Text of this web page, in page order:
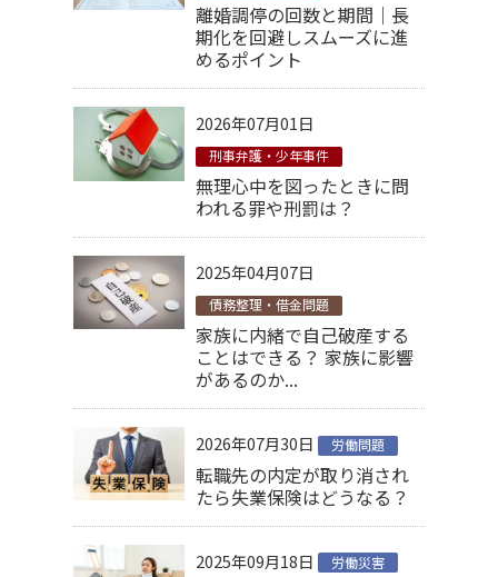
離婚調停の回数と期間｜長
期化を回避しスムーズに進
めるポイント
2026年07月01日
刑事弁護・少年事件
無理心中を図ったときに問
われる罪や刑罰は？
2025年04月07日
債務整理・借金問題
家族に内緒で自己破産する
ことはできる？ 家族に影響
があるのか...
2026年07月30日 労働問題
転職先の内定が取り消され
たら失業保険はどうなる？
2025年09月18日 労働災害